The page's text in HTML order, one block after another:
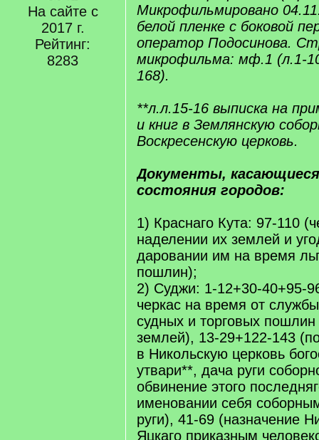
На сайте с
2017 г.
Рейтинг:
8283
Микрофильмировано
белой пленке с боковой
оператор Подосинова.
микрофильма: мф.1 (л.1-
168).
**л.л.15-16 выписка на
и книг в Землянскую
Воскресенскую церковь.
Документы, касающиеся
состояния городов:
1) Краснаго Кута: 97-110
наделении их землей и
даровании им на время
пошлин);
2) Суджи: 1-12+30-40+95-
черкас на время от
судных и торговых
землей), 13-29+122-143
в Никольскую церковь
утвари**, дача руги
обвинение этого
именовании себя
руги), 41-69 (назначение
Яцкаго приказным